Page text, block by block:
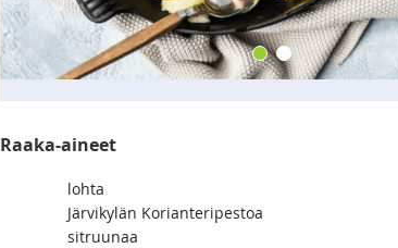
Raaka-aineet
lohta
Järvikylän Korianteripestoa
sitruunaa